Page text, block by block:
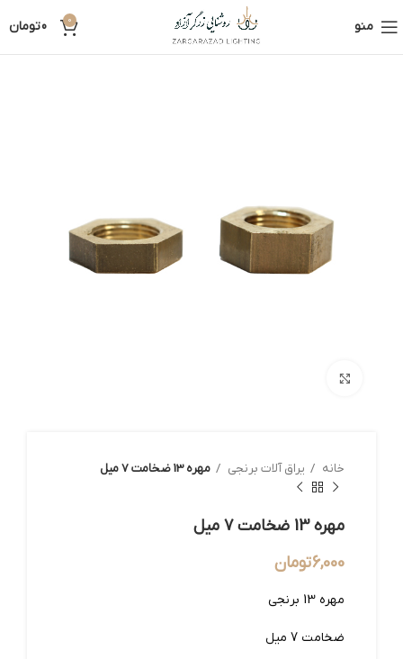
منو 0
0تومان
خانه یراق آلات برنجی مهره 13 ضخامت 7 میل
مهره 13 ضخامت 7 میل
6,000تومان
مهره 13 برنجی
ضخامت 7 میل